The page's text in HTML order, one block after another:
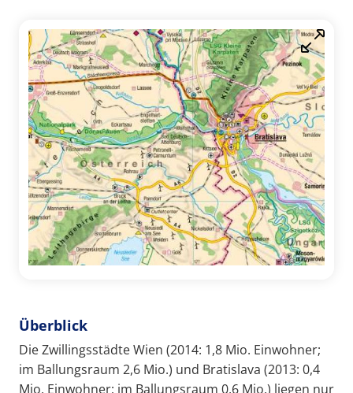
Überblick
Die Zwillingsstädte Wien (2014: 1,8 Mio. Einwohner;
im Ballungsraum 2,6 Mio.) und Bratislava (2013: 0,4
Mio. Einwohner; im Ballungsraum 0,6 Mio.) liegen nur